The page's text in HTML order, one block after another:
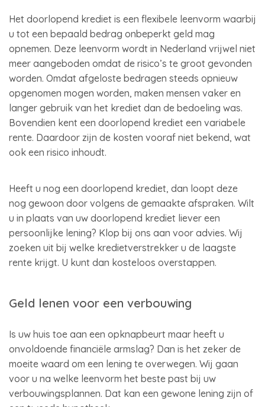
Het doorlopend krediet is een flexibele leenvorm waarbij
u tot een bepaald bedrag onbeperkt geld mag
opnemen. Deze leenvorm wordt in Nederland vrijwel niet
meer aangeboden omdat de risico’s te groot gevonden
worden. Omdat afgeloste bedragen steeds opnieuw
opgenomen mogen worden, maken mensen vaker en
langer gebruik van het krediet dan de bedoeling was.
Bovendien kent een doorlopend krediet een variabele
rente. Daardoor zijn de kosten vooraf niet bekend, wat
ook een risico inhoudt.
Heeft u nog een doorlopend krediet, dan loopt deze
nog gewoon door volgens de gemaakte afspraken. Wilt
u in plaats van uw doorlopend krediet liever een
persoonlijke lening? Klop bij ons aan voor advies. Wij
zoeken uit bij welke kredietverstrekker u de laagste
rente krijgt. U kunt dan kosteloos overstappen.
Geld lenen voor een verbouwing
Is uw huis toe aan een opknapbeurt maar heeft u
onvoldoende financiële armslag? Dan is het zeker de
moeite waard om een lening te overwegen. Wij gaan
voor u na welke leenvorm het beste past bij uw
verbouwingsplannen. Dat kan een gewone lening zijn of